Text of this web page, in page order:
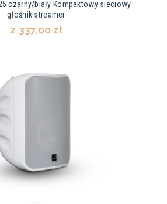
czarny/biały Kompaktowy sieciowy
głośnik streamer
2 337,00 zł